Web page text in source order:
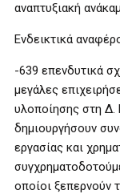
αναπτυξιακή
Ενδεικτικά
-639 επενδυτικά
μεγάλες
υλοποίησης στη Δ.
δημιουργήσουν
εργασίας και
οποίοι ξεπερνούν